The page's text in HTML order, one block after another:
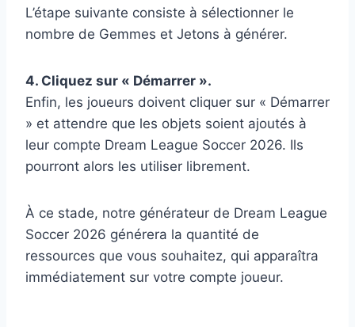
L’étape suivante consiste à sélectionner le
nombre de Gemmes et Jetons à générer.
4. Cliquez sur « Démarrer ».
Enfin, les joueurs doivent cliquer sur « Démarrer
» et attendre que les objets soient ajoutés à
leur compte Dream League Soccer 2026. Ils
pourront alors les utiliser librement.
À ce stade, notre générateur de Dream League
Soccer 2026 générera la quantité de
ressources que vous souhaitez, qui apparaîtra
immédiatement sur votre compte joueur.